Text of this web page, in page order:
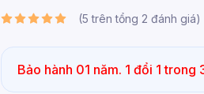
(5 trên tổng 2 đánh giá)
Bảo hành 01 năm. 1 đổi 1